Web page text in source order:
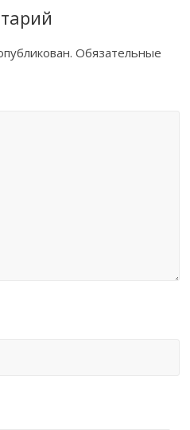
Обязательные